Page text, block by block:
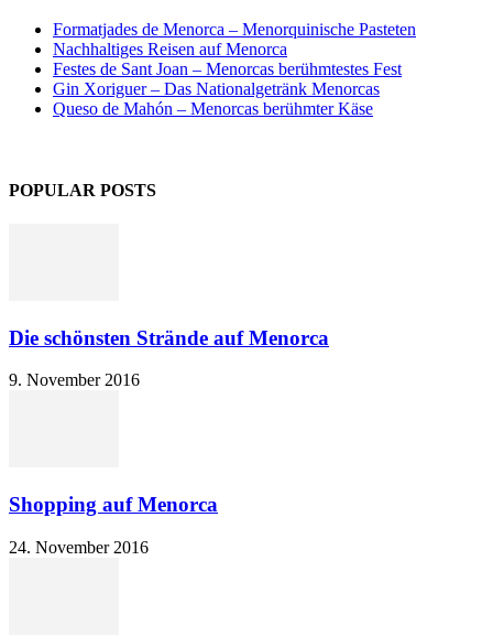
Formatjades de Menorca – Menorquinische Pasteten
Nachhaltiges Reisen auf Menorca
Festes de Sant Joan – Menorcas berühmtestes Fest
Gin Xoriguer – Das Nationalgetränk Menorcas
Queso de Mahón – Menorcas berühmter Käse
POPULAR POSTS
Die schönsten Strände auf Menorca
9. November 2016
Shopping auf Menorca
24. November 2016